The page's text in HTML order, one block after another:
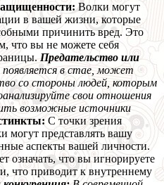
Волки могут
в вашей жизни, которые
причинить вред. Это
что вы не можете себя
Предательство или
появляется в стае, может
со стороны людей, которым
свои отношения
возможные источники
С точки зрения
могут представлять вашу
аспекты вашей личности.
означать, что вы игнорируете
что приводит к внутреннему